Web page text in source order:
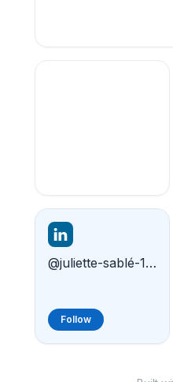
@juliette-sablé-147028237
Follow